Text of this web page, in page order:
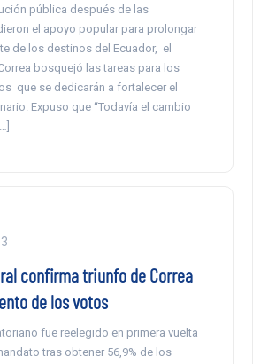
pública después de las
el apoyo popular para prolongar
de los destinos del Ecuador, el
bosquejó las tareas para los
que se dedicarán a fortalecer el
Expuso que “Todavía el cambio
confirma triunfo de Correa
de los votos
fue reelegido en primera vuelta
tras obtener 56,9% de los